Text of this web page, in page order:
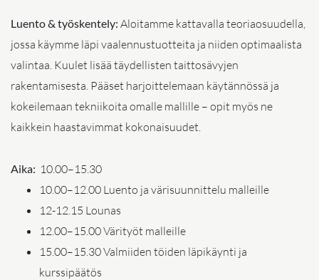
Luento & työskentely: Aloitamme kattavalla teoriaosuudella,
jossa käymme läpi vaalennustuotteita ja niiden optimaalista
valintaa. Kuulet lisää täydellisten taittosävyjen
rakentamisesta. Pääset harjoittelemaan käytännössä ja
kokeilemaan tekniikoita omalle mallille – opit myös ne
kaikkein haastavimmat kokonaisuudet.
Aika: 10.00–15.30
10.00–12.00 Luento ja värisuunnittelu malleille
12-12.15 Lounas
12.00–15.00 Värityöt malleille
15.00–15.30 Valmiiden töiden läpikäynti ja
kurssipäätös